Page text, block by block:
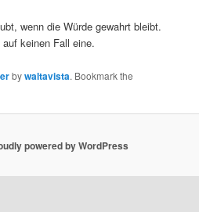
wenn die Würde gewahrt bleibt.
keinen Fall eine.
bywaltavista. Bookmark the
powered by WordPress